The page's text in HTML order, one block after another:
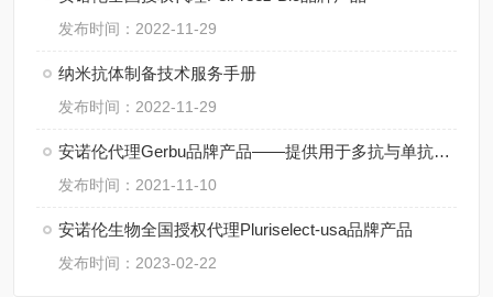
发布时间：2022-11-29
纳米抗体制备技术服务手册
发布时间：2022-11-29
安诺伦代理Gerbu品牌产品——提供用于多抗与单抗生产的高性价比佐剂
发布时间：2021-11-10
安诺伦生物全国授权代理Pluriselect-usa品牌产品
发布时间：2023-02-22